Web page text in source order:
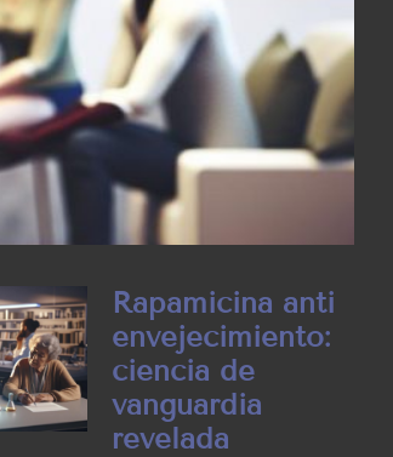
Rapamicina anti
envejecimiento:
ciencia de
vanguardia
revelada